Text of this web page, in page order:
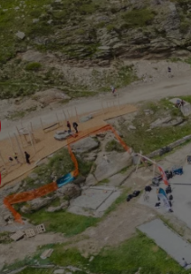
Previous
Next